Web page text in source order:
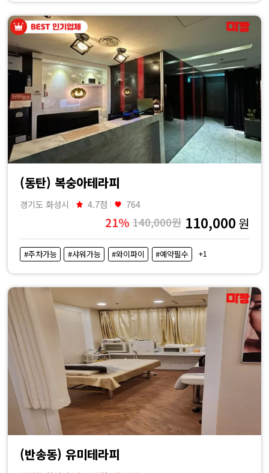
(동탄) 복숭아테라피
경기도 화성시 4.7점 764
21% 140,000원 110,000 원
#주차가능 #샤워가능 #와이파이 #예약필수 +1
(반송동) 유미테라피